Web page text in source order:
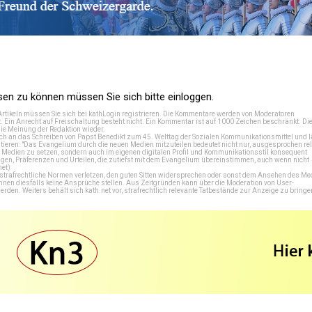
zu können müssen Sie sich bitte einloggen.
müssen Sie sich bei kathLogin registrieren . Die Kommentare werden von Moderatoren
Anrecht auf Freischaltung besteht nicht. Ein Kommentar ist auf 1000 Zeichen beschränkt. Die
Meinung der Redaktion wieder.
an das Schreiben von Papst Benedikt zum 45. Welttag der Sozialen Kommunikationsmittel und
"Das Evangelium durch die neuen Medien mitzuteilen bedeutet nicht nur, ausgesprochen
zu setzen, sondern auch im eigenen digitalen Profil und Kommunikationsstil konsequent
Präferenzen und Urteilen, die zutiefst mit dem Evangelium übereinstimmen, auch wenn nicht
)
Normen verletzen, den guten Sitten widersprechen oder sonst dem Ansehen des
diesfalls keine Ansprüche stellen. Aus Zeitgründen kann über die Moderation von User-
Weiters behält sich kath.net vor, strafrechtlich relevante Tatbestände zur Anzeige zu